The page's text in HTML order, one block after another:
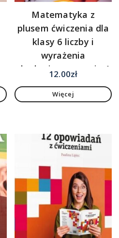
Matematyka z
plusem ćwiczenia dla
klasy 6 liczby i
wyrażenia
algebraiczne wersja A
podstawowa wydanie
12.00zł
Więcej